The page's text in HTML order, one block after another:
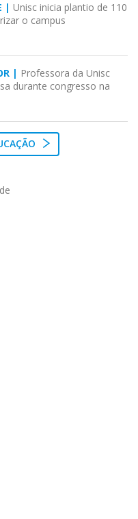
| Unisc inicia plantio de 110
o campus
| Professora da Unisc
durante congresso na